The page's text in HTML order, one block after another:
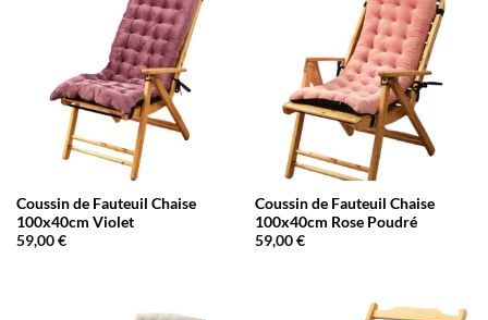
Coussin de Fauteuil Chaise
100x40cm Violet
59,00€
Coussin de Fauteuil Chaise
100x40cm Rose Poudré
59,00€